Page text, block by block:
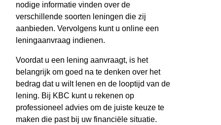
nodige informatie vinden over de
verschillende soorten leningen die zij
aanbieden. Vervolgens kunt u online een
leningaanvraag indienen.
Voordat u een lening aanvraagt, is het
belangrijk om goed na te denken over het
bedrag dat u wilt lenen en de looptijd van de
lening. Bij KBC kunt u rekenen op
professioneel advies om de juiste keuze te
maken die past bij uw financiële situatie.